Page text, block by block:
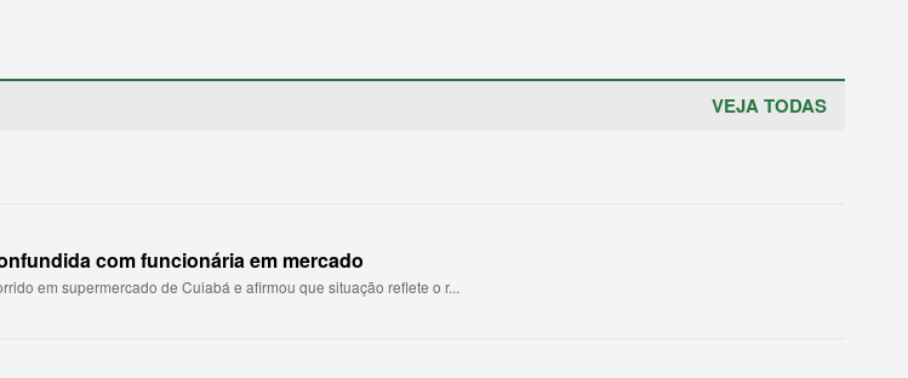
VEJA TODAS
com funcionária em mercado
em supermercado de Cuiabá e afirmou que situação reflete o r...